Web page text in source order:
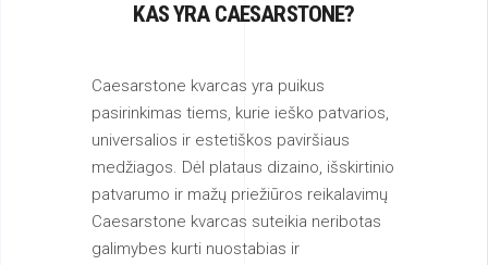
KAS YRA CAESARSTONE?
Caesarstone kvarcas yra puikus
pasirinkimas tiems, kurie ieško patvarios,
universalios ir estetiškos paviršiaus
medžiagos. Dėl plataus dizaino, išskirtinio
patvarumo ir mažų priežiūros reikalavimų
Caesarstone kvarcas suteikia neribotas
galimybes kurti nuostabias ir